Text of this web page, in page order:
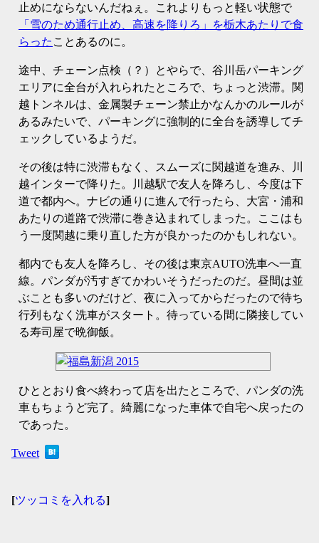
止めにならないんだねぇ。これよりもっと軽い状態で
「雪のため通行止め、高速を降りろ」を栃木あたりで食
らった ことあるのに。
途中、チェーン点検（？）とやらで、谷川岳パーキング
エリアに全台が入れられたところで、ちょっと渋滞。関
越トンネルは、金属製チェーン禁止かなんかのルールが
あるみたいで、パーキングに強制的に全台を誘導してチ
ェックしているようだ。
その後は特に渋滞もなく、スムーズに関越道を進み、川
越インターで降りた。川越駅で友人を降ろし、今度は下
道で都内へ。ナビの通りに進んで行ったら、大宮・浦和
あたりの道路で渋滞に巻き込まれてしまった。ここはも
う一度関越に乗り直した方が良かったのかもしれない。
都内でも友人を降ろし、その後は東京AUTO洗車へ一直
線。パンダが汚すぎてかわいそうだったのだ。昼間は並
ぶことも多いのだけど、夜に入ってからだったので待ち
行列もなく洗車がスタート。待っている間に隣接してい
る寿司屋で晩御飯。
ひととおり食べ終わって店を出たところで、パンダの洗
車もちょうど完了。綺麗になった車体で自宅へ戻ったの
であった。
Tweet
[ツッコミを入れる]